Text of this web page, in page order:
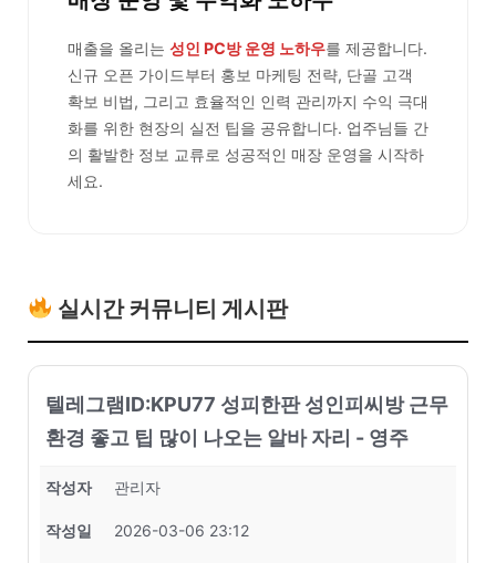
매출을 올리는 성인 PC방 운영 노하우를 제공합니다.
신규 오픈 가이드부터 홍보 마케팅 전략, 단골 고객
확보 비법, 그리고 효율적인 인력 관리까지 수익 극대
화를 위한 현장의 실전 팁을 공유합니다. 업주님들 간
의 활발한 정보 교류로 성공적인 매장 운영을 시작하
세요.
실시간 커뮤니티 게시판
텔레그램ID:KPU77 성피한판 성인피씨방 근무
환경 좋고 팁 많이 나오는 알바 자리 - 영주
작성자 관리자
작성일 2026-03-06 23:12